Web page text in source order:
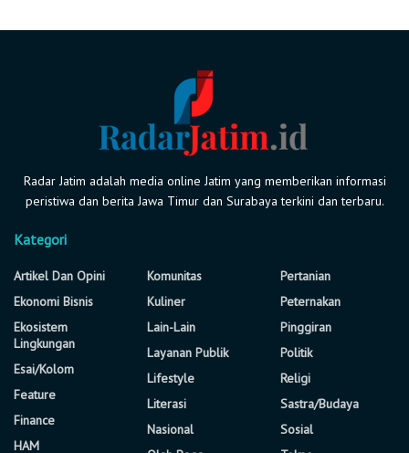
Radar Jatim adalah media online Jatim yang memberikan informasi
peristiwa dan berita Jawa Timur dan Surabaya terkini dan terbaru.
Kategori
Artikel Dan Opini
Ekonomi Bisnis
Ekosistem
Lingkungan
Esai/Kolom
Feature
Finance
HAM
Komunitas
Kuliner
Lain-Lain
Layanan Publik
Lifestyle
Literasi
Nasional
Pertanian
Peternakan
Pinggiran
Politik
Religi
Sastra/Budaya
Sosial